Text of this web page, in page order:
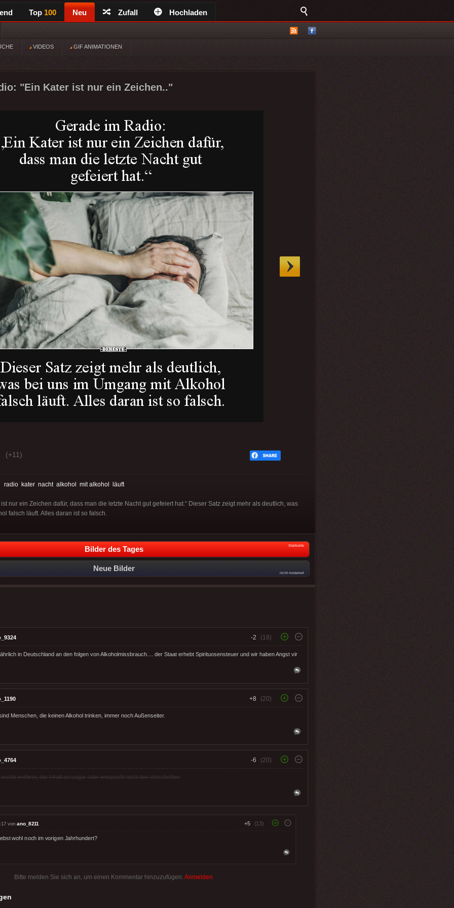
Top 100 Neu Zufall Hochladen
VIDEOS GIF ANIMATIONEN
"Ein Kater ist nur ein Zeichen.."
(+11)
radio kater nacht alkohol mit alkohol läuft
nur ein Zeichen dafür, dass man die letzte Nacht gut gefeiert hat.“ Dieser Satz zeigt mehr als deutlich, was
falsch läuft. Alles daran ist so falsch.
Bilder des Tages Startseite
Neue Bilder
nicht moderiert
-2 (18)
in Deutschland an den folgen von Alkoholmissbrauch.... der Staat erhebt Spirituosensteuer und wir haben Angst vir
+8 (20)
Menschen, die keinen Alkohol trinken, immer noch Außenseiter.
-6 (20)
entfernt, der Inhalt ist vulgär oder entspricht nicht den Vorschriften.
vonano_8211 +5 (13)
wohl noch im vorigen Jahrhundert?
Bitte melden Sie sich an, um einen Kommentar hinzuzufügen. Anmelden